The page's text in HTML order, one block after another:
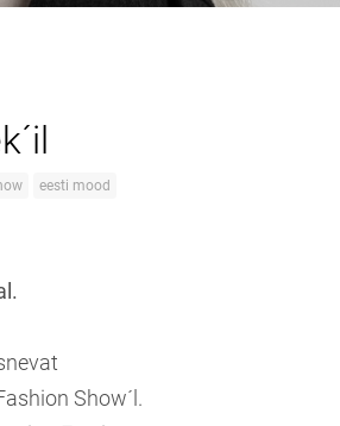
eesti mood
Show´l.